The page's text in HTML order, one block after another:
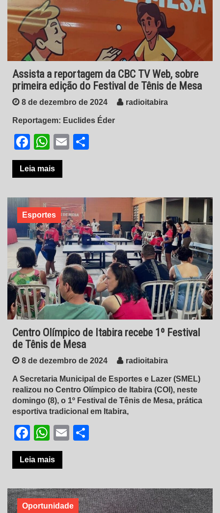
Assista a reportagem da CBC TV Web, sobre
primeira edição do Festival de Tênis de Mesa
8 de dezembro de 2024 radioitabira
Reportagem: Euclides Éder
Facebook
WhatsApp
Email
Leia mais
Esportes
Centro Olímpico de Itabira recebe 1º Festival
de Tênis de Mesa
8 de dezembro de 2024 radioitabira
A Secretaria Municipal de Esportes e Lazer (SMEL)
realizou no Centro Olímpico de Itabira (COI), neste
domingo (8), o 1º Festival de Tênis de Mesa, prática
esportiva tradicional em Itabira,
Facebook
WhatsApp
Email
Leia mais
Oportunidade